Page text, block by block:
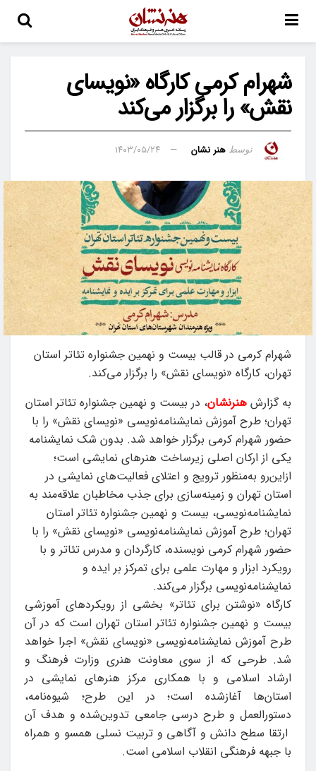
شهرام کرمی کارگاه «نویسای
نقش» را برگزار می‌کند
توسط هنر نشان ۱۴۰۳/۰۵/۲۴
شهرام کرمی در قالب بیست و نهمین جشنواره تئاتر استان
تهران، کارگاه «نویسای نقش» را برگزار می‌کند.
به گزارش هنرنشان، در بیست و نهمین جشنواره تئاتر استان
تهران؛ طرح آموزش نمایشنامه‌نویسی «نویسای نقش» را با
حضور شهرام کرمی برگزار خواهد شد. بدون شک نمایشنامه
یکی از ارکان اصلی زیرساخت هنرهای نمایشی است؛
ازاین‌رو به‌منظور ترویج و اعتلای فعالیت‌های نمایشی در
استان تهران و زمینه‌سازی برای جذب مخاطبان علاقه‌مند به
نمایشنامه‌نویسی، بیست و نهمین جشنواره تئاتر استان
تهران؛ طرح آموزش نمایشنامه‌نویسی «نویسای نقش» را با
حضور شهرام کرمی نویسنده، کارگردان و مدرس تئاتر و با
رویکرد ابزار و مهارت علمی برای تمرکز بر ایده و
نمایشنامه‌نویسی برگزار می‌کند.
کارگاه «نوشتن برای تئاتر» بخشی از رویکردهای آموزشی
بیست و نهمین جشنواره تئاتر استان تهران است که در آن
طرح آموزش نمایشنامه‌نویسی «نویسای نقش» اجرا خواهد
شد. طرحی که از سوی معاونت هنری وزارت فرهنگ و
ارشاد اسلامی و با همکاری مرکز هنرهای نمایشی در
استان‌ها آغازشده است؛ در این طرح؛ شیوه‌نامه،
دستورالعمل و طرح درسی جامعی تدوین‌شده و هدف آن
ارتقا سطح دانش و آگاهی و تربیت نسلی همسو و همراه
با جبهه فرهنگی انقلاب اسلامی است.